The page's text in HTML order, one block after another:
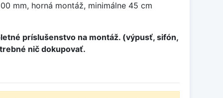
mm, horná montáž, minimálne 45 cm
príslušenstvo na montáž. (výpusť, sifón,
nič dokupovať.